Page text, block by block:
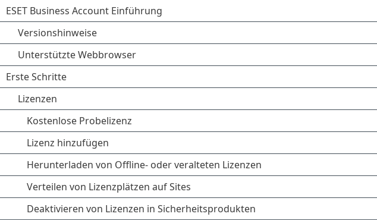
ESET Business Account Einführung
Versionshinweise
Unterstützte Webbrowser
Erste Schritte
Lizenzen
Kostenlose Probelizenz
Lizenz hinzufügen
Herunterladen von Offline- oder veralteten Lizenzen
Verteilen von Lizenzplätzen auf Sites
Deaktivieren von Lizenzen in Sicherheitsprodukten